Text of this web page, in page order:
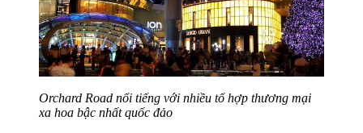
Orchard Road nổi tiếng với nhiều tổ hợp thương mại
xa hoa bậc nhất quốc đảo